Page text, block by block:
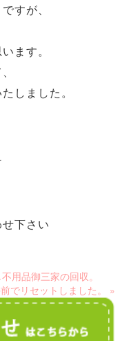
すが、
ます。
しました。
下さい
用品御三家の回収。
でリセットしました。 »